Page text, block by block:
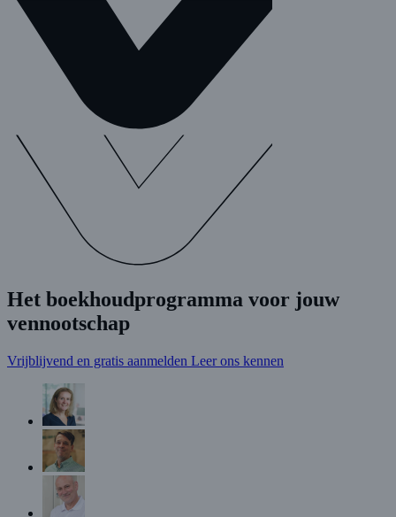
Het boekhoudprogramma voor jouw
vennootschap
Vrijblijvend en gratis aanmelden Leer ons kennen